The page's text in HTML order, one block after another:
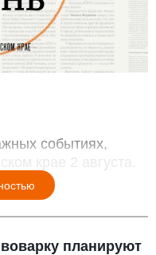
событиях,
крае 2 августа.
планируют